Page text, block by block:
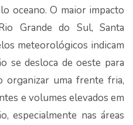
oceano. O maior impacto
Grande do Sul, Santa
meteorológicos indicam
se desloca de oeste para
organizar uma frente fria,
e volumes elevados em
especialmente nas áreas